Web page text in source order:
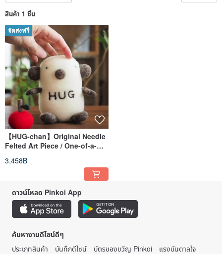
สินค้า 1 ชิ้น
จัดส่งฟรี
【HUG-chan】Original Needle
Felted Art Piece / One-of-a-
3,458฿
ดาวน์โหลด Pinkoi App
ค้นหางานดีไซน์ดีๆ
ประเภทสินค้า
บันทึกดีไซน์ บัตรของขวัญ Pinkoi
แรงบันดาลใจ